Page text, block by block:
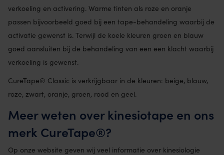
verkoeling en activering. Warme tinten als roze en oranje
passen bijvoorbeeld goed bij een tape-behandeling waarbij de
activatie gewenst is. Terwijl de koele kleuren groen en blauw
goed aansluiten bij de behandeling van een een klacht waarbij
verkoeling is gewenst.
CureTape® Classic is verkrijgbaar in de kleuren: beige, blauw,
roze, zwart, oranje, groen, rood en geel.
Meer weten over kinesiotape en ons
merk CureTape®?
Op onze website geven wij veel informatie over kinesiologie